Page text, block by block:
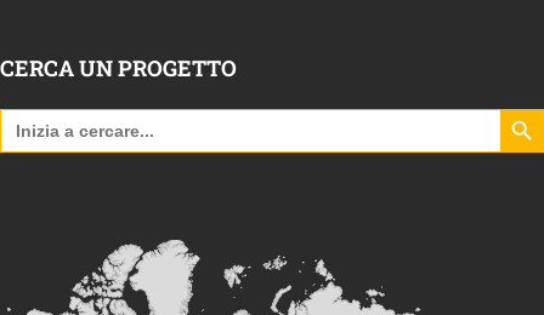
CERCA UN PROGETTO
Search
for:
Search